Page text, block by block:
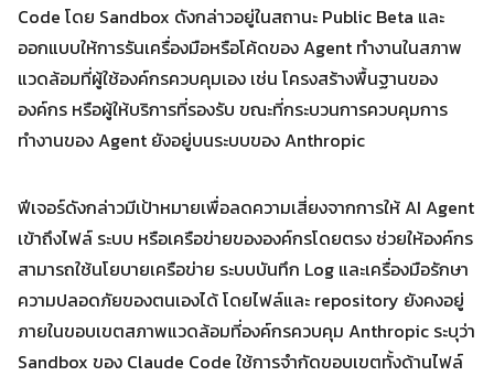
Search
for:
Search
Code โดย Sandbox ดังกล่าวอยู่ในสถานะ Public Beta และ
ออกแบบให้การรันเครื่องมือหรือโค้ดของ Agent ทำงานในสภาพ
แวดล้อมที่ผู้ใช้องค์กรควบคุมเอง เช่น โครงสร้างพื้นฐานของ
องค์กร หรือผู้ให้บริการที่รองรับ ขณะที่กระบวนการควบคุมการ
ทำงานของ Agent ยังอยู่บนระบบของ Anthropic
ฟีเจอร์ดังกล่าวมีเป้าหมายเพื่อลดความเสี่ยงจากการให้ AI Agent
เข้าถึงไฟล์ ระบบ หรือเครือข่ายขององค์กรโดยตรง ช่วยให้องค์กร
สามารถใช้นโยบายเครือข่าย ระบบบันทึก Log และเครื่องมือรักษา
ความปลอดภัยของตนเองได้ โดยไฟล์และ repository ยังคงอยู่
ภายในขอบเขตสภาพแวดล้อมที่องค์กรควบคุม Anthropic ระบุว่า
Sandbox ของ Claude Code ใช้การจำกัดขอบเขตทั้งด้านไฟล์